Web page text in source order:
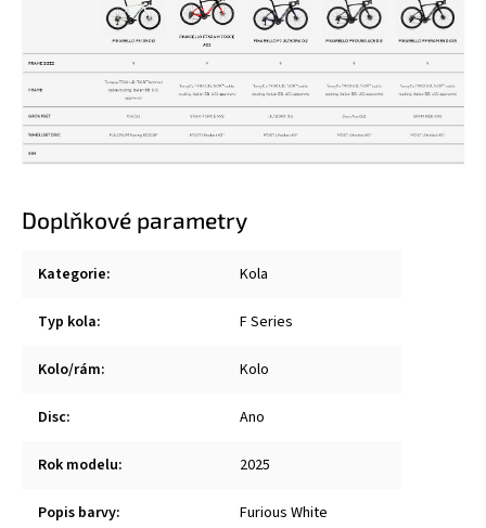
Doplňkové parametry
Kategorie: Kola
Typ kola: F Series
Kolo/rám: Kolo
Disc: Ano
Rok modelu: 2025
Popis barvy: Furious White